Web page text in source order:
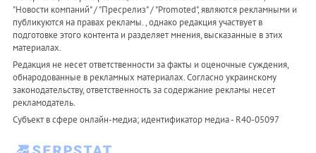
"Новости компаний" / "Пресрелиз" / "Promoted", являются рекламными и
публикуются на правах рекламы. , однако редакция участвует в
подготовке этого контента и разделяет мнения, высказанные в этих
материалах.
Редакция не несет ответственности за факты и оценочные суждения,
обнародованные в рекламных материалах. Согласно украинскому
законодательству, ответственность за содержание рекламы несет
рекламодатель.
Субъект в сфере онлайн-медиа; идентификатор медиа - R40-05097